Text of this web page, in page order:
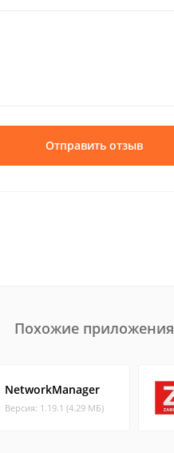
Отправить отзыв
Похожие приложения
NetworkManager
Версия: 1.19.1 (4.29 МБ)